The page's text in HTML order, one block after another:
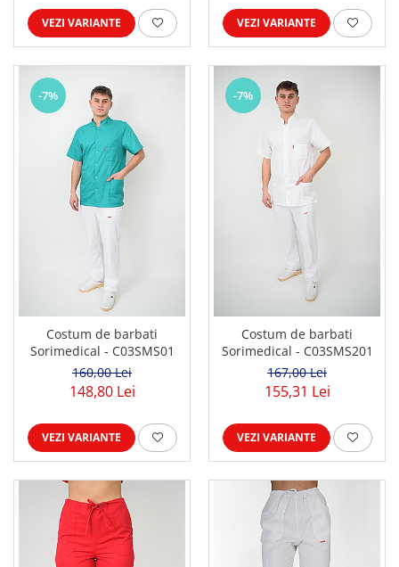
VEZI VARIANTE VEZI VARIANTE
-7%
Costum de barbati
Sorimedical - C03SMS01
160,00 Lei
148,80 Lei
VEZI VARIANTE
-7%
Costum de barbati
Sorimedical - C03SMS201
167,00 Lei
155,31 Lei
VEZI VARIANTE